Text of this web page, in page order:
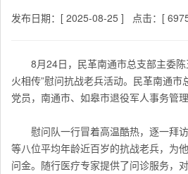
发布日期：[ 2025-08-25 ] 点击：[
8月24日，民革南通市总支部主委
火相传”慰问抗战老兵活动。 民革南通市
党员，南通市、如皋市退役军人事务管
慰问队一行冒着高温酷热，逐一拜
等八位平均年龄近百岁的抗战老兵，为
问金。随行医疗专家提供了问诊服务，